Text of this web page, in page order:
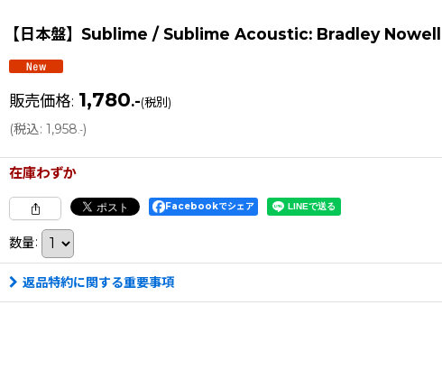
【日本盤】Sublime / Sublime Acoustic: Bradley
販売価格: 1,780.-(税別)
(税込: 1,958.-)
在庫わずか
Facebookでシェア
数量:
返品特約に関する重要事項